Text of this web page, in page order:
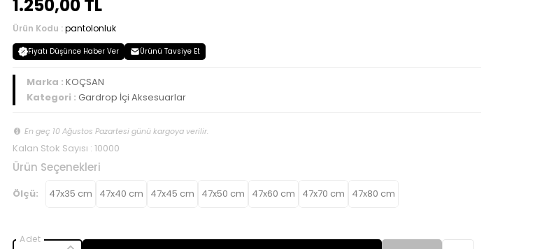
1.250,00 TL
Ürün Kodu :pantolonluk
Fiyatı Düşünce Haber Ver Ürünü Tavsiye Et
Marka : KOÇSAN
Kategori : Gardrop İçi Aksesuarlar
En geç 10 Ağustos Pazartesi günü kargoya verilir.
Kalan Stok Sayısı : 10000
Ürün Seçenekleri
Ölçü: 47x35 cm 47x40 cm 47x45 cm 47x50 cm 47x60 cm 47x70 cm 47x80 cm